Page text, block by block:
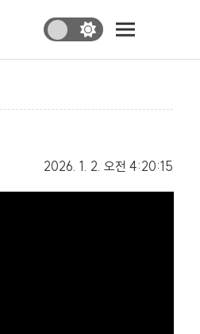
2026. 1. 2. 오전 4:20:15